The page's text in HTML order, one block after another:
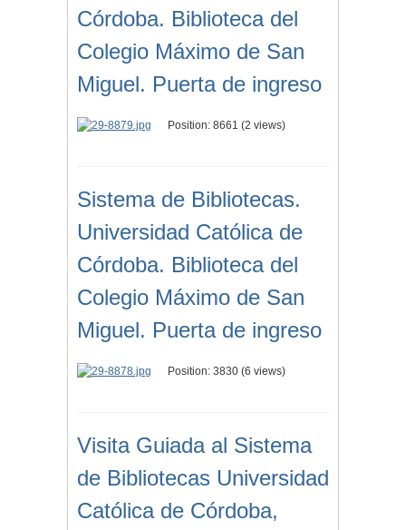
Córdoba. Biblioteca del
Colegio Máximo de San
Miguel. Puerta de ingreso
Position: 8661 (2 views)
Sistema de Bibliotecas.
Universidad Católica de
Córdoba. Biblioteca del
Colegio Máximo de San
Miguel. Puerta de ingreso
Position: 3830 (6 views)
Visita Guiada al Sistema
de Bibliotecas Universidad
Católica de Córdoba,